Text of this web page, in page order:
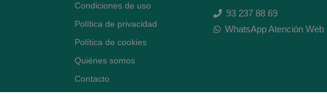
Condiciones de uso
Política de privacidad
Política de cookies
Quiénes somos
Contacto
93 237 88 69
WhatsApp Atención Web